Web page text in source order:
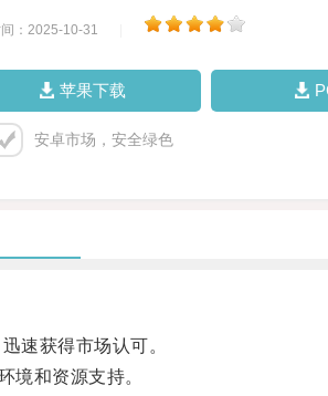
：2025-10-31
苹果下载
安卓市场，安全绿色
速获得市场认可。
和资源支持。